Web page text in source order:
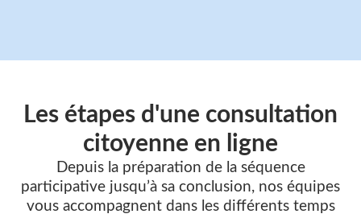
Les étapes d'une consultation
citoyenne en ligne
Depuis la préparation de la séquence
participative jusqu’à sa conclusion, nos équipes
vous accompagnent dans les différents temps